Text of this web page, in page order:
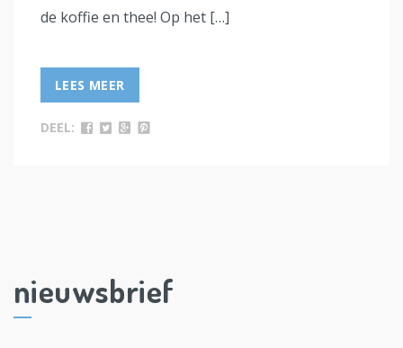
de koffie en thee! Op het […]
LEES MEER
DEEL:
nieuwsbrief